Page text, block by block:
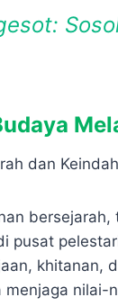
pusat
khitanan,
nilai-